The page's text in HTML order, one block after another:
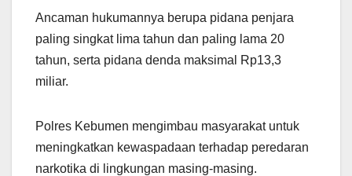
Ancaman hukumannya berupa pidana penjara
paling singkat lima tahun dan paling lama 20
tahun, serta pidana denda maksimal Rp13,3
miliar.
Polres Kebumen mengimbau masyarakat untuk
meningkatkan kewaspadaan terhadap peredaran
narkotika di lingkungan masing-masing.